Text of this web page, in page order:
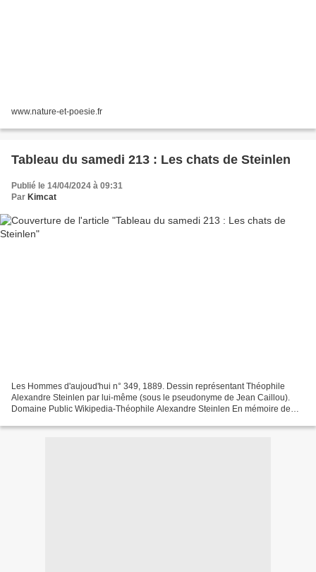
www.nature-et-poesie.fr
Tableau du samedi 213 : Les chats de Steinlen
Publié le 14/04/2024 à 09:31
Par Kimcat
Les Hommes d'aujoud'hui n° 349, 1889. Dessin représentant Théophile
Alexandre Steinlen par lui-même (sous le pseudonyme de Jean Caillou).
Domaine Public Wikipedia-Théophile Alexandre Steinlen En mémoire de